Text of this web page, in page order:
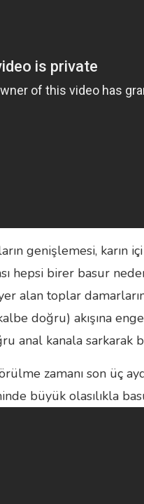
genişlemesi, karın içi
hepsi birer basur
alan toplar
doğru) akışına
anal kanala sarkarak
zamanı son üç
büyük olasılıkla